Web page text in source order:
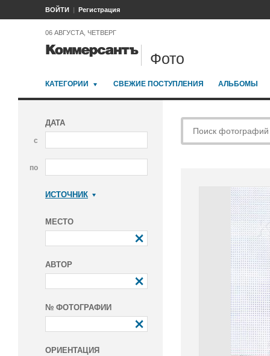
ВОЙТИ Регистрация
06 АВГУСТА, ЧЕТВЕРГ
Фото
КАТЕГОРИИ СВЕЖИЕ ПОСТУПЛЕНИЯ АЛЬБОМЫ
ДАТА
с
по
ИСТОЧНИК
МЕСТО
АВТОР
№ ФОТОГРАФИИ
ОРИЕНТАЦИЯ